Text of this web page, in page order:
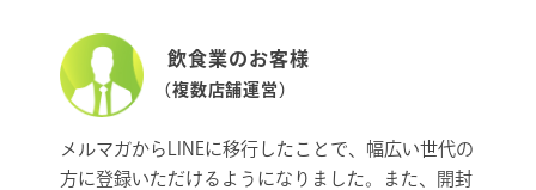
飲食業のお客様
（複数店舗運営）
メルマガからLINEに移行したことで、幅広い世代の
方に登録いただけるようになりました。また、開封